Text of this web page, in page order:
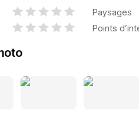
Paysages
Points